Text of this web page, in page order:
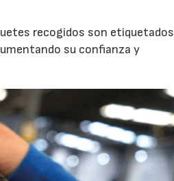
recogidos son etiquetados
su confianza y